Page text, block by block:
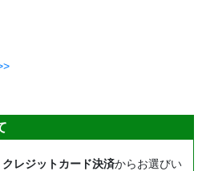
クレジットカード決済からお選びい